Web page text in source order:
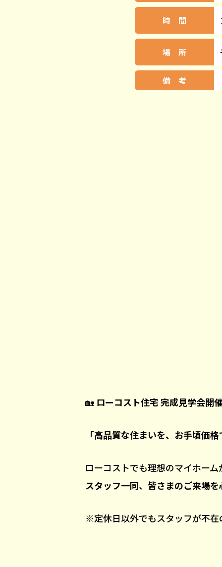
時 間
場 所
備 考
🏡 ローコスト住宅 完成見学会開
「高品質な住まいを、お手頃価格
ローコストでも理想のマイホー
スタッフ一同、皆さまのご来場
※定休日以外でもスタッフが不